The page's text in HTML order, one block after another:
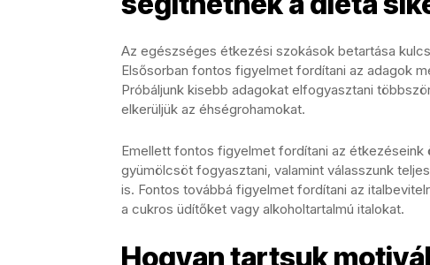
Az egészséges étkezési szokások betartása
Elsősorban fontos figyelmet fordítani az adagok
Próbáljunk kisebb adagokat elfogyasztani
elkerüljük az éhségrohamokat.
Emellett fontos figyelmet fordítani az
gyümölcsöt fogyasztani, valamint válasszunk
is. Fontos továbbá figyelmet fordítani az
a cukros üdítőket vagy alkoholtartalmú italokat.
Hogyan tartsuk